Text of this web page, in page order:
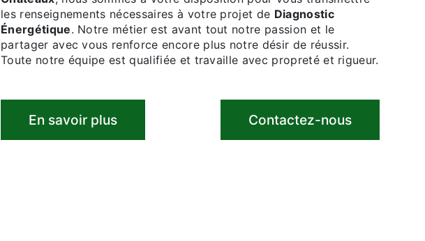
les renseignements nécessaires à votre projet de Diagnostic
Énergétique. Notre métier est avant tout notre passion et le
partager avec vous renforce encore plus notre désir de réussir.
Toute notre équipe est qualifiée et travaille avec propreté et rigueur.
En savoir plus Contactez-nous